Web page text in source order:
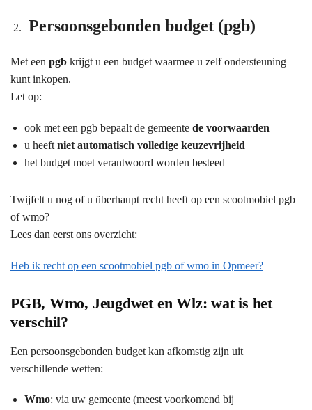
Persoonsgebonden budget (pgb)
Met een pgb krijgt u een budget waarmee u zelf ondersteuning
kunt inkopen.
Let op:
ook met een pgb bepaalt de gemeente de voorwaarden
u heeft niet automatisch volledige keuzevrijheid
het budget moet verantwoord worden besteed
Twijfelt u nog of u überhaupt recht heeft op een scootmobiel pgb
of wmo?
Lees dan eerst ons overzicht:
Heb ik recht op een scootmobiel pgb of wmo in Opmeer?
PGB, Wmo, Jeugdwet en Wlz: wat is het
verschil?
Een persoonsgebonden budget kan afkomstig zijn uit
verschillende wetten:
Wmo: via uw gemeente (meest voorkomend bij